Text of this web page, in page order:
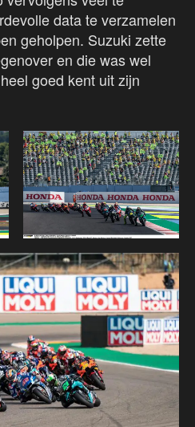
data te verzamelen
geholpen. Suzuki zette
en die was wel
goed kent uit zijn